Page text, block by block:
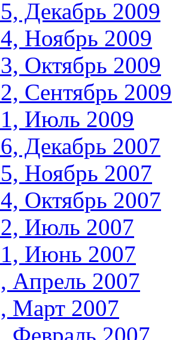
Декабрь 2009
Ноябрь 2009
Октябрь 2009
Сентябрь 2009
Июль 2009
Декабрь 2007
Ноябрь 2007
Октябрь 2007
Июль 2007
Июнь 2007
Апрель 2007
Март 2007
2007